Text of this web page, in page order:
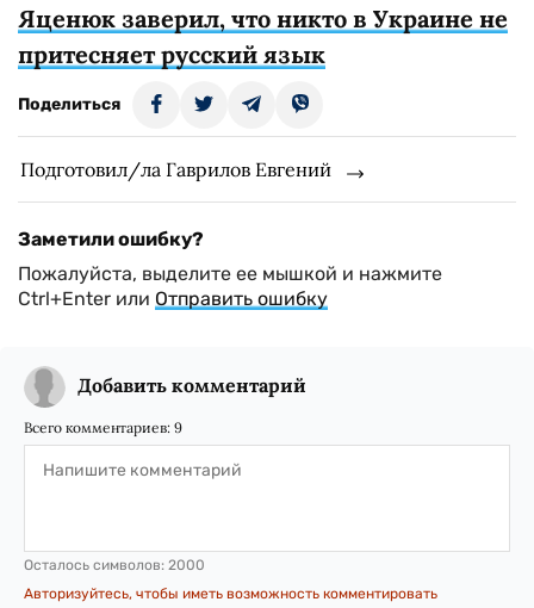
Яценюк заверил, что никто в Украине не
притесняет русский язык
Поделиться
Подготовил/ла Гаврилов Евгений
Заметили ошибку?
Пожалуйста, выделите ее мышкой и нажмите
Ctrl+Enter или Отправить ошибку
Добавить комментарий
Всего комментариев: 9
Осталось символов: 2000
Авторизуйтесь, чтобы иметь возможность комментировать